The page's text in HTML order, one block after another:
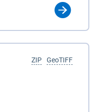
GeoTIFF
ZIP